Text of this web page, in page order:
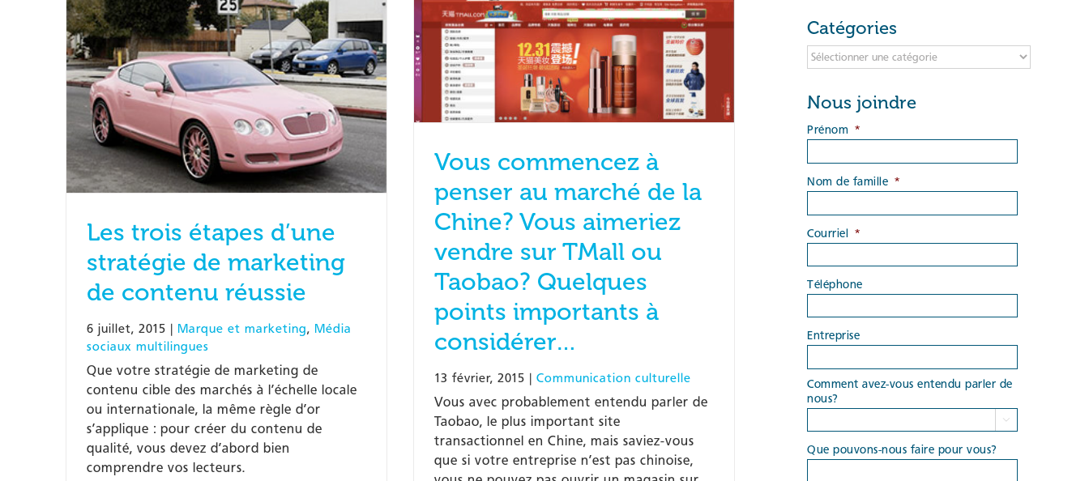
Les trois étapes d’une
stratégie de marketing
de contenu réussie
6 juillet, 2015 | Marque et marketing, Média
sociaux multilingues
Que votre stratégie de marketing de
contenu cible des marchés à l’échelle locale
ou internationale, la même règle d’or
s’applique : pour créer du contenu de
qualité, vous devez d’abord bien
comprendre vos lecteurs.
Vous commencez à
penser au marché de la
Chine? Vous aimeriez
vendre sur TMall ou
Taobao? Quelques
points importants à
considérer…
13 février, 2015 | Communication culturelle
Vous avec probablement entendu parler de
Taobao, le plus important site
transactionnel en Chine, mais saviez-vous
que si votre entreprise n’est pas chinoise,
Catégories
Catégories
Nous joindre
Prénom *
Nom de famille *
Courriel *
Téléphone
Entreprise
Comment avez-vous entendu parler de
nous?

Que pouvons-nous faire pour vous?